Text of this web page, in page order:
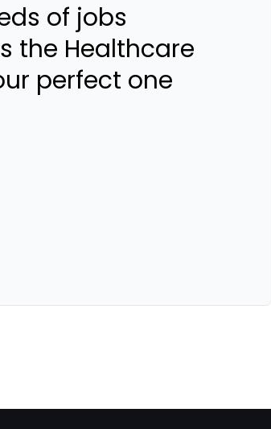
of jobs
the Healthcare
perfect one